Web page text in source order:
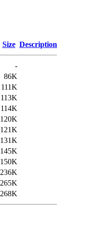
Size Description
-
86K
111K
113K
114K
120K
121K
131K
145K
150K
236K
265K
268K